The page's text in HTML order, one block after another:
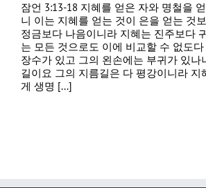
잠언 3:13-18 지혜를 얻은 자와 명철을
니 이는 지혜를 얻는 것이 은을 얻는 것
정금보다 나음이니라 지혜는 진주보다
는 모든 것으로도 이에 비교할 수 없도
장수가 있고 그의 왼손에는 부귀가 있나
길이요 그의 지름길은 다 평강이니라 지
게 생명 [...]